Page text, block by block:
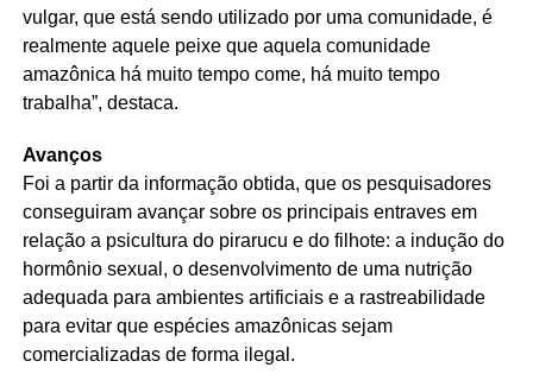
vulgar, que está sendo utilizado por uma comunidade, é
realmente aquele peixe que aquela comunidade
amazônica há muito tempo come, há muito tempo
trabalha”, destaca.
Avanços
Foi a partir da informação obtida, que os pesquisadores
conseguiram avançar sobre os principais entraves em
relação a psicultura do pirarucu e do filhote: a indução do
hormônio sexual, o desenvolvimento de uma nutrição
adequada para ambientes artificiais e a rastreabilidade
para evitar que espécies amazônicas sejam
comercializadas de forma ilegal.